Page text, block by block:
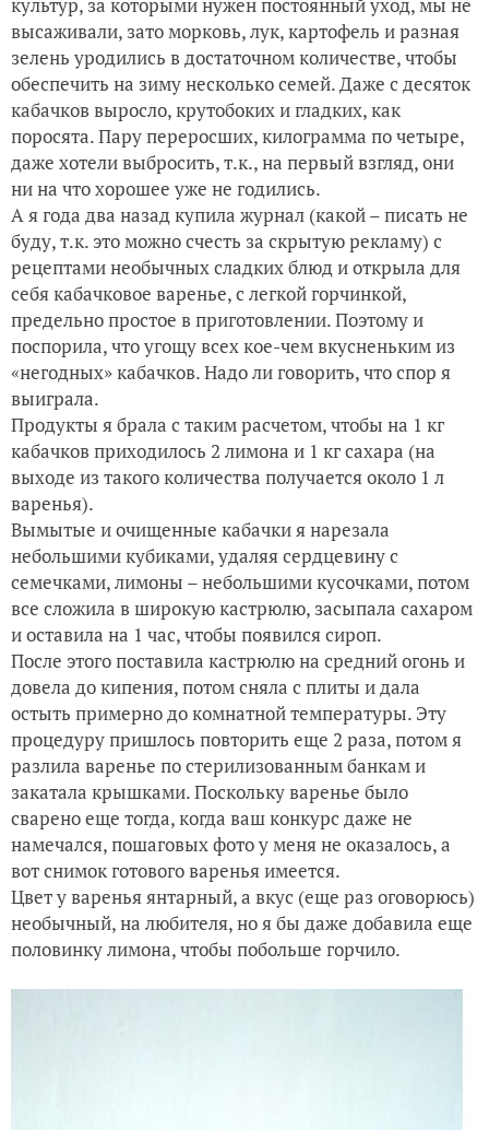
высаживали, зато морковь, лук, картофель и разная
зелень уродились в достаточном количестве, чтобы
обеспечить на зиму несколько семей. Даже с десяток
кабачков выросло, крутобоких и гладких, как
поросята. Пару переросших, килограмма по четыре,
даже хотели выбросить, т.к., на первый взгляд, они
ни на что хорошее уже не годились.
А я года два назад купила журнал (какой – писать не
буду, т.к. это можно счесть за скрытую рекламу) с
рецептами необычных сладких блюд и открыла для
себя кабачковое варенье, с легкой горчинкой,
предельно простое в приготовлении. Поэтому и
поспорила, что угощу всех кое-чем вкусненьким из
«негодных» кабачков. Надо ли говорить, что спор я
выиграла.
Продукты я брала с таким расчетом, чтобы на 1 кг
кабачков приходилось 2 лимона и 1 кг сахара (на
выходе из такого количества получается около 1 л
варенья).
Вымытые и очищенные кабачки я нарезала
небольшими кубиками, удаляя сердцевину с
семечками, лимоны – небольшими кусочками, потом
все сложила в широкую кастрюлю, засыпала сахаром
и оставила на 1 час, чтобы появился сироп.
После этого поставила кастрюлю на средний огонь и
довела до кипения, потом сняла с плиты и дала
остыть примерно до комнатной температуры. Эту
процедуру пришлось повторить еще 2 раза, потом я
разлила варенье по стерилизованным банкам и
закатала крышками. Поскольку варенье было
сварено еще тогда, когда ваш конкурс даже не
намечался, пошаговых фото у меня не оказалось, а
вот снимок готового варенья имеется.
Цвет у варенья янтарный, а вкус (еще раз оговорюсь)
необычный, на любителя, но я бы даже добавила еще
половинку лимона, чтобы побольше горчило.